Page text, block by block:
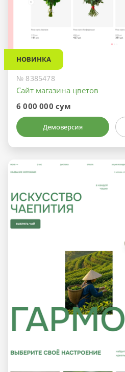
НОВИНКА
№ 8385478
Сайт магазина цветов
6 000 000 сум
Демоверсия